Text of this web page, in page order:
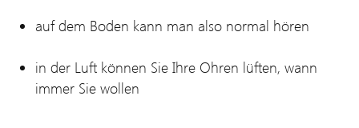
auf dem Boden kann man also normal hören
in der Luft können Sie Ihre Ohren lüften, wann
immer Sie wollen